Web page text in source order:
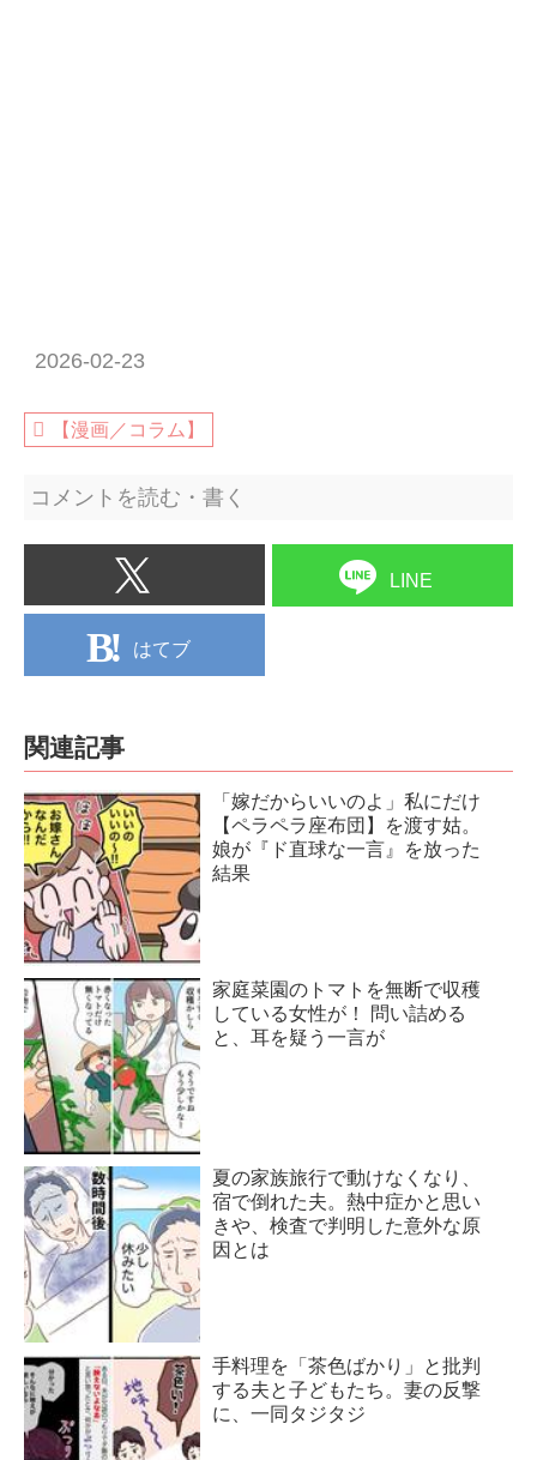
2026-02-23
【漫画／コラム】
コメントを読む・書く
LINE
はてブ
関連記事
「嫁だからいいのよ」私にだけ
【ペラペラ座布団】を渡す姑。
娘が『ド直球な一言』を放った
結果
家庭菜園のトマトを無断で収穫
している女性が！ 問い詰める
と、耳を疑う一言が
夏の家族旅行で動けなくなり、
宿で倒れた夫。熱中症かと思い
きや、検査で判明した意外な原
因とは
手料理を「茶色ばかり」と批判
する夫と子どもたち。妻の反撃
に、一同タジタジ